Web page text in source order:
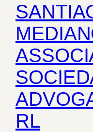
RL